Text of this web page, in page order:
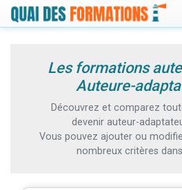
Les formations
Auteure-
Découvrez et comparez
devenir auteur-
Vous pouvez ajouter ou
nombreux critères